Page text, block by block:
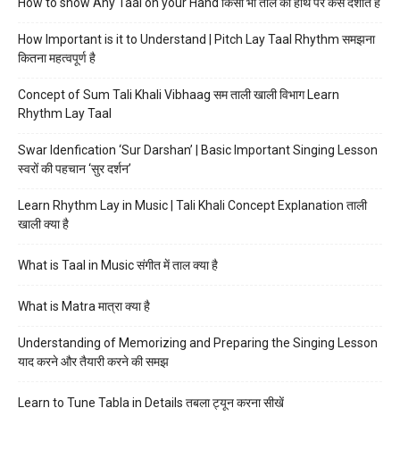
How to show Any Taal on your Hand किसी भी ताल को हाथ पर कैसे दर्शाते हैं
How Important is it to Understand | Pitch Lay Taal Rhythm समझना
कितना महत्वपूर्ण है
Concept of Sum Tali Khali Vibhaag सम ताली खाली विभाग Learn
Rhythm Lay Taal
Swar Idenfication ‘Sur Darshan’ | Basic Important Singing Lesson
स्वरों की पहचान ‘सुर दर्शन’
Learn Rhythm Lay in Music | Tali Khali Concept Explanation ताली
खाली क्या है
What is Taal in Music संगीत में ताल क्या है
What is Matra मात्रा क्या है
Understanding of Memorizing and Preparing the Singing Lesson
याद करने और तैयारी करने की समझ
Learn to Tune Tabla in Details तबला ट्यून करना सीखें